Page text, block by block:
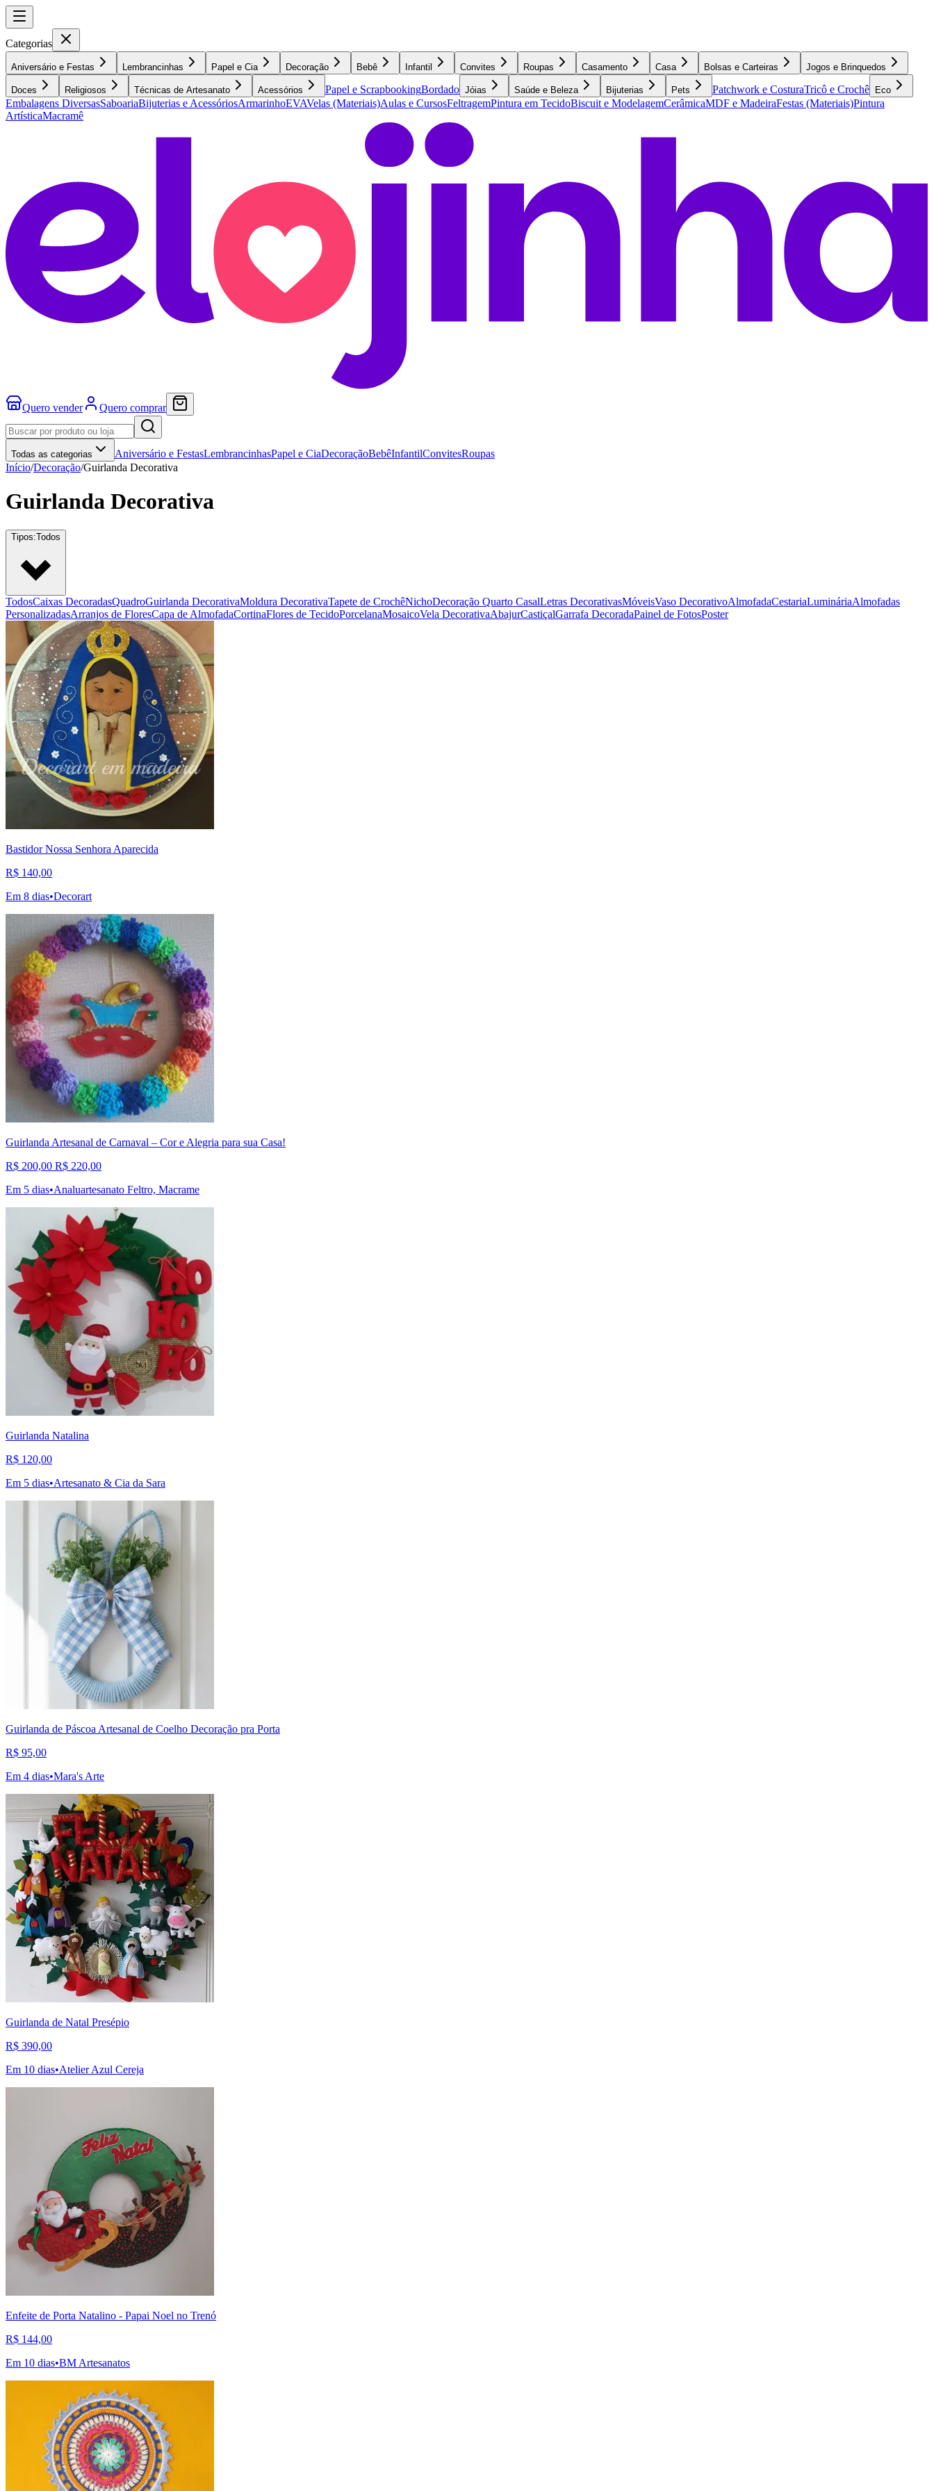
Categorias
Aniversário e Festas Lembrancinhas Papel e Cia Decoração Bebê Infantil Convites Roupas Casamento Casa Bolsas e Carteiras Jogos e Brinquedos
Doces Religiosos Técnicas de Artesanato Acessórios Papel e ScrapbookingBordado Jóias Saúde e Beleza Bijuterias Pets Patchwork e CosturaTricô e Crochê Eco
Embalagens DiversasSaboariaBijuterias e AcessóriosArmarinhoEVAVelas (Materiais)Aulas e CursosFeltragemPintura em TecidoBiscuit e ModelagemCerâmicaMDF e MadeiraFestas (Materiais)Pintura
ArtísticaMacramê
Quero vender Quero comprar
Todas as categorias Aniversário e FestasLembrancinhasPapel e CiaDecoraçãoBebêInfantilConvitesRoupas
Início/Decoração/Guirlanda Decorativa
Guirlanda Decorativa
Tipos:Todos
TodosCaixas DecoradasQuadroGuirlanda DecorativaMoldura DecorativaTapete de CrochêNichoDecoração Quarto CasalLetras DecorativasMóveisVaso DecorativoAlmofadaCestariaLumináriaAlmofadas
PersonalizadasArranjos de FloresCapa de AlmofadaCortinaFlores de TecidoPorcelanaMosaicoVela DecorativaAbajurCastiçalGarrafa DecoradaPainel de FotosPoster
Bastidor Nossa Senhora Aparecida
R$ 140,00
Em 8 dias•Decorart
Guirlanda Artesanal de Carnaval – Cor e Alegria para sua Casa!
R$ 200,00 R$ 220,00
Em 5 dias•Analuartesanato Feltro, Macrame
Guirlanda Natalina
R$ 120,00
Em 5 dias•Artesanato & Cia da Sara
Guirlanda de Páscoa Artesanal de Coelho Decoração pra Porta
R$ 95,00
Em 4 dias•Mara's Arte
Guirlanda de Natal Presépio
R$ 390,00
Em 10 dias•Atelier Azul Cereja
Enfeite de Porta Natalino - Papai Noel no Trenó
R$ 144,00
Em 10 dias•BM Artesanatos